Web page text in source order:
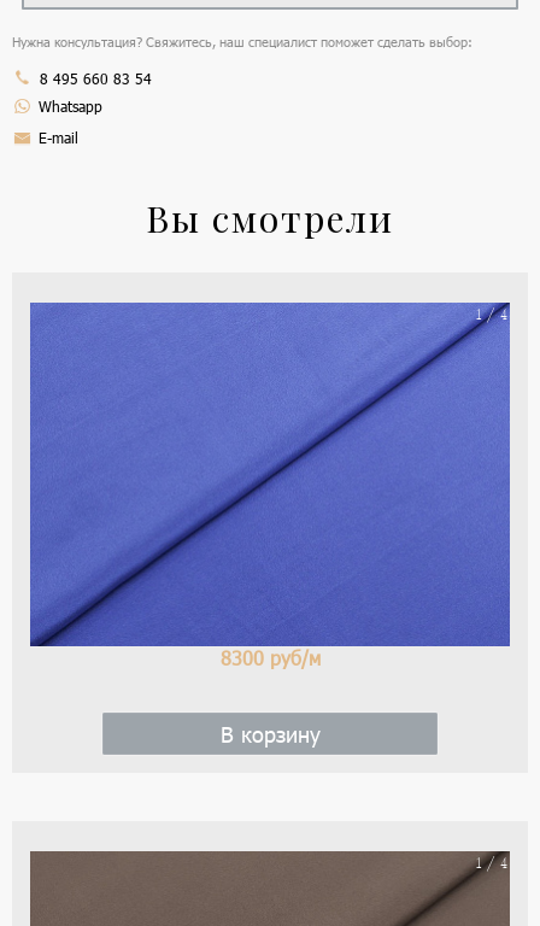
Нужна консультация? Свяжитесь, наш специалист поможет сделать выбор:
8 495 660 83 54
Whatsapp
E-mail
Вы смотрели
1 / 4
8300 руб/м
В корзину
1 / 4